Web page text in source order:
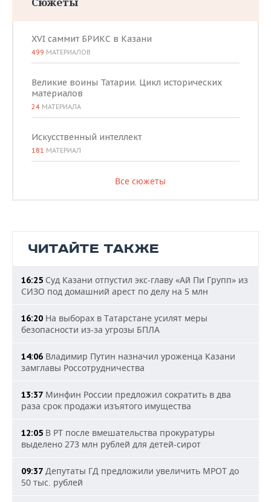
XVI саммит БРИКС в Казани
499 МАТЕРИАЛОВ
Великие воины Татарии. Цикл исторических
материалов
24 МАТЕРИАЛА
Искусственный интеллект
181 МАТЕРИАЛ
Все сюжеты
ЧИТАЙТЕ ТАКЖЕ
16:25 Суд Казани отпустил экс-главу «Ай Пи Групп» из
СИЗО под домашний арест по делу на 5 млн
16:20 На выборах в Татарстане усилят меры
безопасности из-за угрозы БПЛА
14:06 Владимир Путин назначил уроженца Казани
замглавы Россотрудничества
13:37 Минфин России предложил сократить в два
раза срок продажи изъятого имущества
12:05 В РТ после вмешательства прокуратуры
выделено 273 млн рублей для детей-сирот
09:37 Депутаты ГД предложили увеличить МРОТ до
50 тыс. рублей